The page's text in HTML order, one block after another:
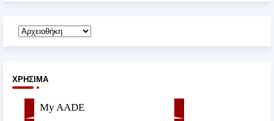
ΧΡΉΣΙΜΑ
My AADE